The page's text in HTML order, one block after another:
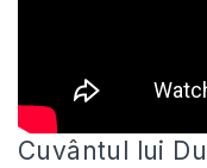
Cuvântul lui